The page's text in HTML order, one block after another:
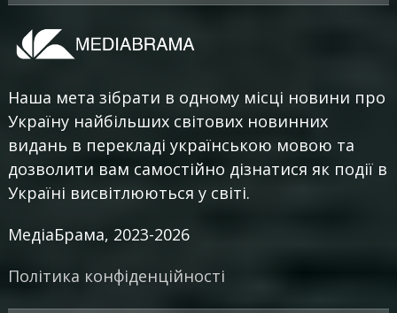
Наша мета зібрати в одному місці новини про
Україну найбільших світових новинних
видань в перекладі українською мовою та
дозволити вам самостійно дізнатися як події в
Україні висвітлюються у світі.
МедіаБрама, 2023-2026
Політика конфіденційності